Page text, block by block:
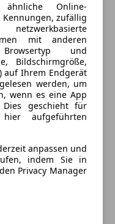
Online-
Kennungen, zufällig
mit anderen
und
Bildschirmgröße,
auf Ihrem Endgerät
werden, um
wenn es eine App
geschieht für
aufgeführten
anpassen und
indem Sie in
Privacy Manager